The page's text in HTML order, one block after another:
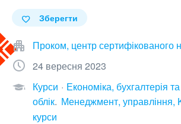
Зберегти
Проком, центр сертифікованого
24 вересня 2023
Курси
Економіка, бухгалтерія та
облік Менеджмент, управління,
курси